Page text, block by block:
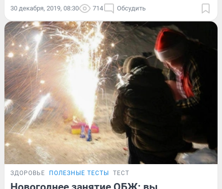
30 декабря, 2019, 08:30 714 Обсудить
ЗДОРОВЬЕ ПОЛЕЗНЫЕ ТЕСТЫ ТЕСТ